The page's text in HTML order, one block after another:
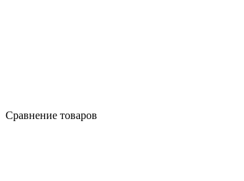
Сравнение товаров